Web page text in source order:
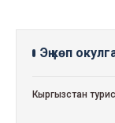
Эң көп
Кыргызстан